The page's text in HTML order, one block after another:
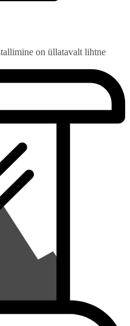
on üllatavalt lihtne